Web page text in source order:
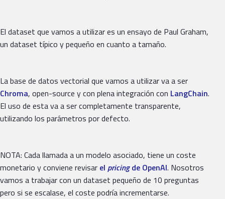
El dataset que vamos a utilizar es un ensayo de Paul Graham,
un dataset típico y pequeño en cuanto a tamaño.
La base de datos vectorial que vamos a utilizar va a ser
Chroma, open-source y con plena integración con LangChain.
El uso de esta va a ser completamente transparente,
utilizando los parámetros por defecto.
NOTA: Cada llamada a un modelo asociado, tiene un coste
monetario y conviene revisar el pricingde OpenAI. Nosotros
vamos a trabajar con un dataset pequeño de 10 preguntas
pero si se escalase, el coste podría incrementarse.